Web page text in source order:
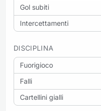
Gol subiti
Intercettamenti
DISCIPLINA
Fuorigioco
Falli
Cartellini gialli